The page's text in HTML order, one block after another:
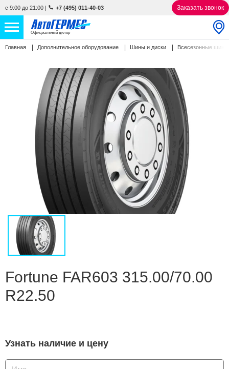
с 9:00 до 21:00 | +7 (495) 011-40-03 Заказать звонок
Официальный дилер
НОВЫЕ АВТОМОБИЛИ 4861 авто
С ПРОБЕГОМ 850 авто
СЕРВИС
УСЛУГИ
АКЦИИ
О КОМПАНИИ
КОНТАКТЫ
Избранное
Сравнение
Главная Дополнительное оборудование Шины и диски Всесезонные
Fortune FAR603 315.00/70.00
R22.50
Узнать наличие и цену